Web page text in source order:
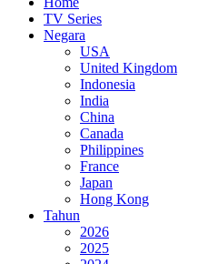
TV Series
Negara
USA
United Kingdom
Indonesia
India
China
Canada
Philippines
France
Japan
Hong Kong
Tahun
2026
2025